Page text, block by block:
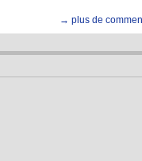
→ plus de